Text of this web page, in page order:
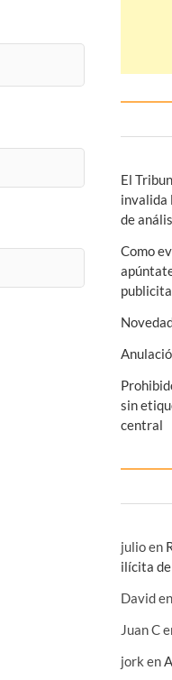
El
invalida
de
Como
sin
central
julioen
ilícita
Daviden
Juan C
jork en